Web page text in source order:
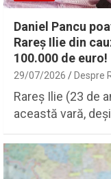
Daniel Pancu
Rareș Ilie din
100.000 de euro!
29/07/2026 Despre
Rareș Ilie (23 de
această vară,